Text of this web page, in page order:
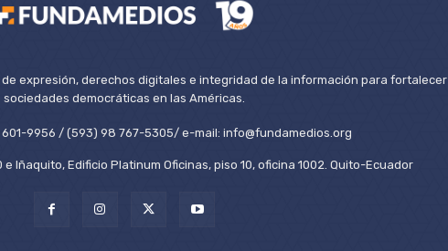
expresión, derechos digitales e integridad de la información para fortalecer
sociedades democráticas en las Américas.
9956 / (593) 98 767-5305/ e-mail: info@fundamedios.org
Iñaquito, Edificio Platinum Oficinas, piso 10, oficina 1002. Quito-Ecuador